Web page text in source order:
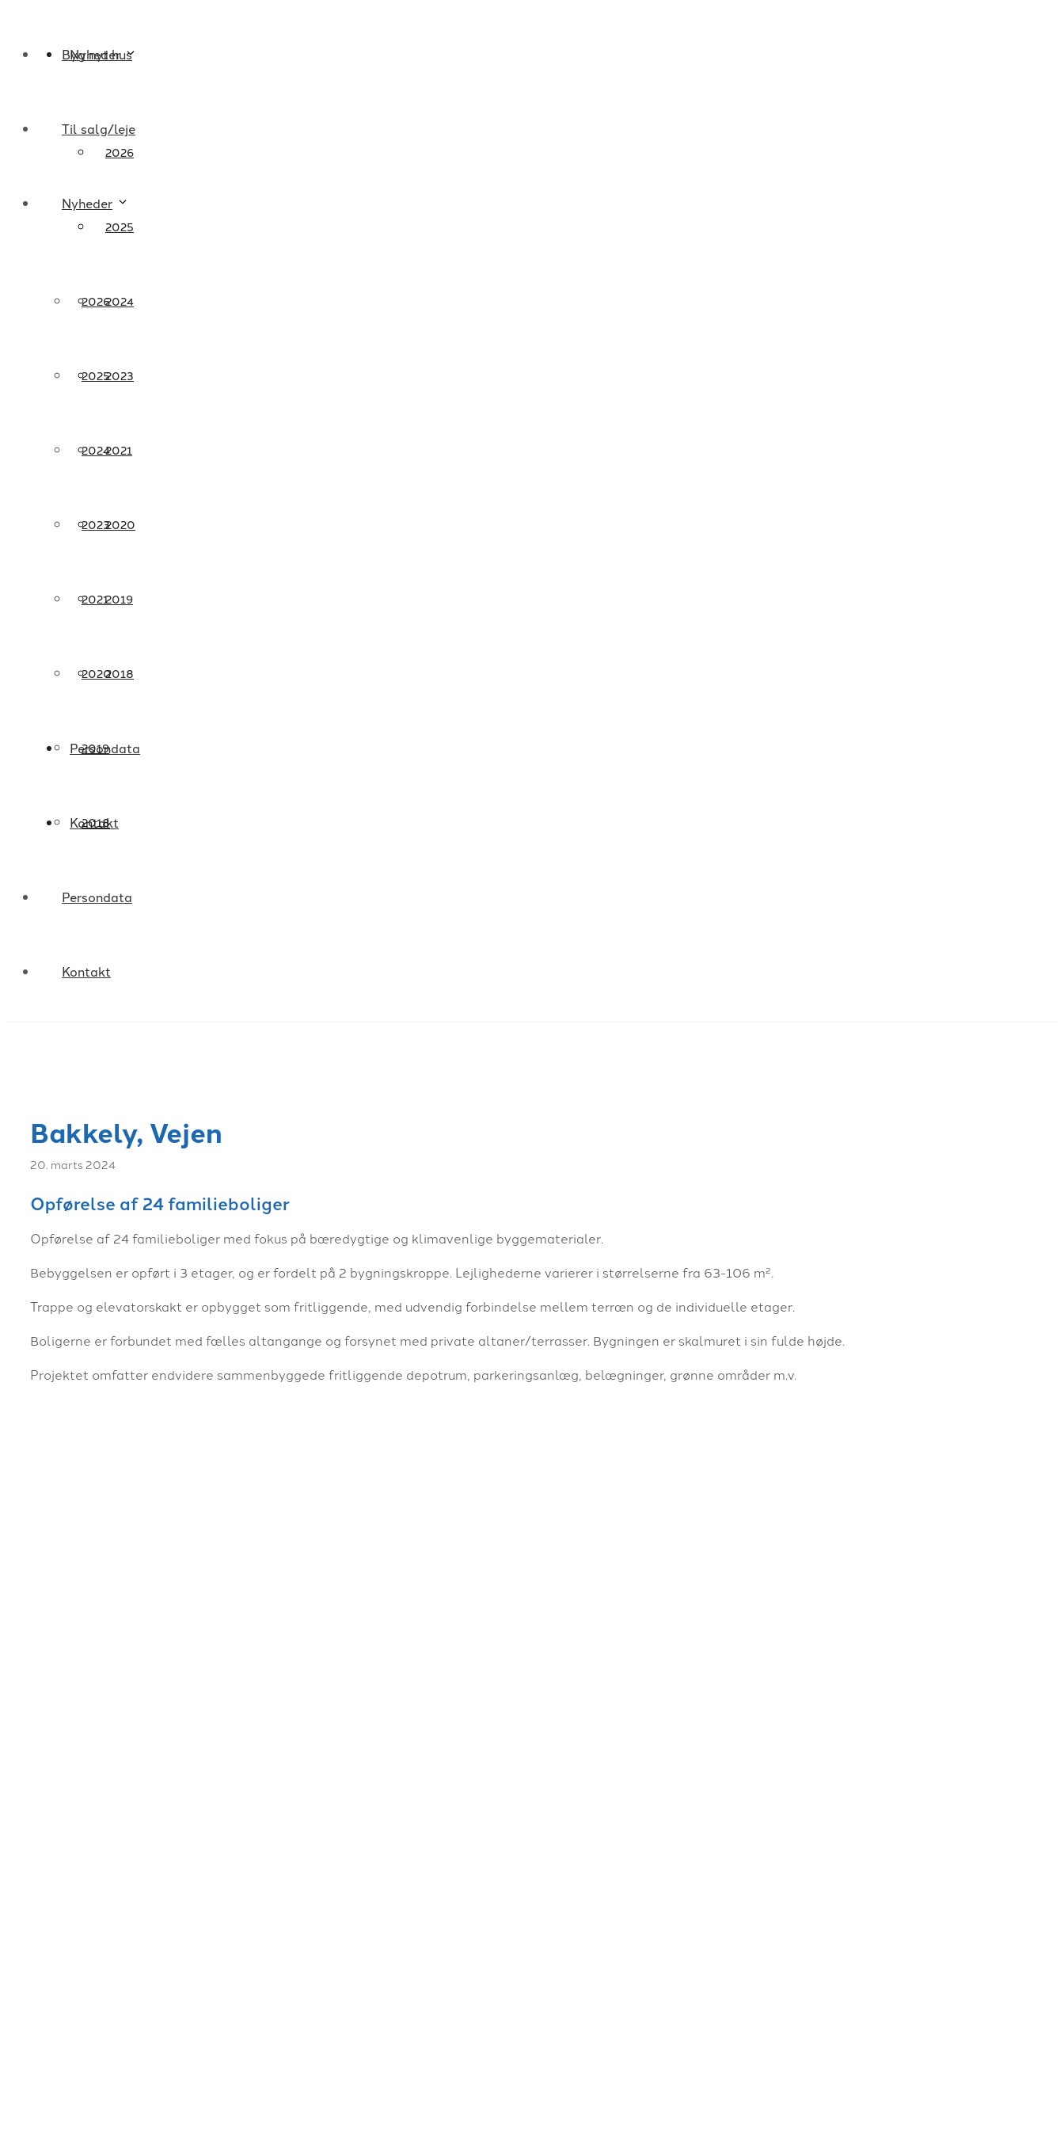
Nyheder
2026
2025
2024
2023
2021
2020
2019
2018
Persondata
Kontakt
Byg nyt hus
Til salg/leje
Nyheder
2026
2025
2024
2023
2021
2020
2019
2018
Persondata
Kontakt
Bakkely, Vejen
20. marts 2024
Opførelse af 24 familieboliger
Opførelse af 24 familieboliger med fokus på bæredygtige og klimavenlige byggematerialer.
Bebyggelsen er opført i 3 etager, og er fordelt på 2 bygningskroppe. Lejlighederne varierer i størrelserne fra 63-106 m².
Trappe og elevatorskakt er opbygget som fritliggende, med udvendig forbindelse mellem terræn og de individuelle etager.
Boligerne er forbundet med fælles altangange og forsynet med private altaner/terrasser. Bygningen er skalmuret i sin fulde højde.
Projektet omfatter endvidere sammenbyggede fritliggende depotrum, parkeringsanlæg, belægninger, grønne områder m.v.